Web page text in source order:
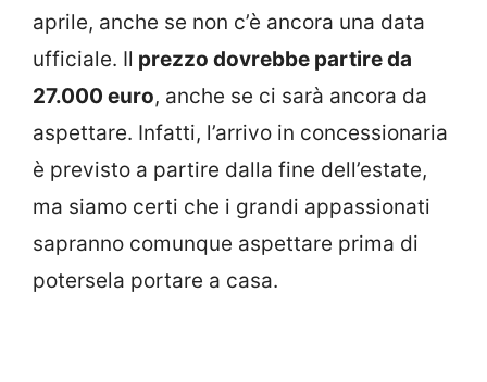
aprile, anche se non c’è ancora una data
ufficiale. Il prezzo dovrebbe partire da
27.000 euro, anche se ci sarà ancora da
aspettare. Infatti, l’arrivo in concessionaria
è previsto a partire dalla fine dell’estate,
ma siamo certi che i grandi appassionati
sapranno comunque aspettare prima di
potersela portare a casa.